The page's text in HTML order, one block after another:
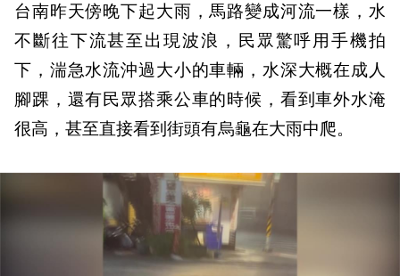
台南昨天傍晚下起大雨，馬路變成河流一樣，水
不斷往下流甚至出現波浪，民眾驚呼用手機拍
下，湍急水流沖過大小的車輛，水深大概在成人
腳踝，還有民眾搭乘公車的時候，看到車外水淹
很高，甚至直接看到街頭有烏龜在大雨中爬。